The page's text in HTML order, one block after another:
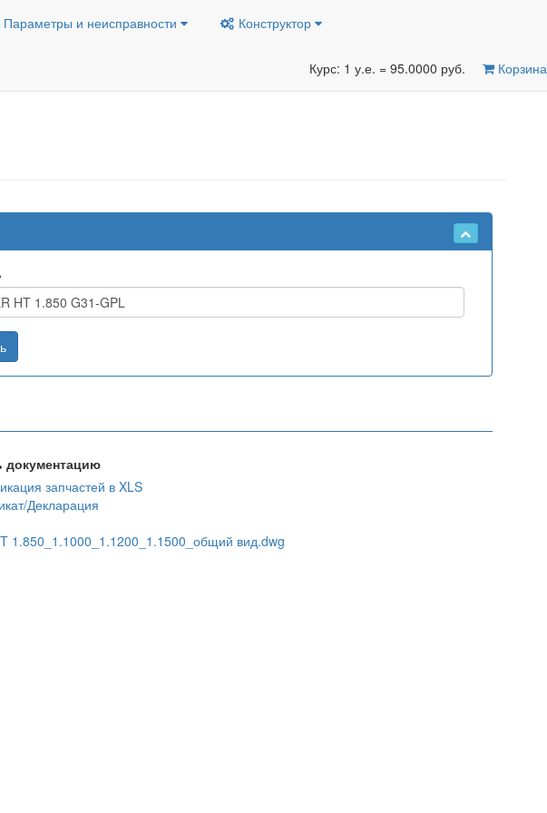
Параметры и неисправности Конструктор
Курс: 1 у.е. = 95.0000 руб. Корзина
документацию
запчастей в XLS
Декларация
1.850_1.1000_1.1200_1.1500_общий вид.dwg